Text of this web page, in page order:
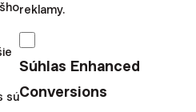
bývania, blíži sa vám refixácia
úrokovej sadzby alebo
prípade ide o rozhodnu...
sú
reklamy.
Súhlas Enhanced
Conversions